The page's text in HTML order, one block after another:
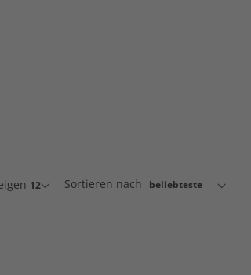
Sortieren nach